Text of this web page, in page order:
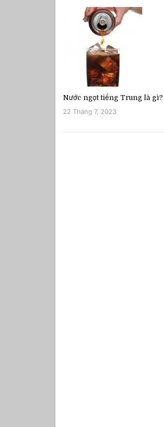
Nước ngọt tiếng Trung là gì?
22 Tháng 7, 2023